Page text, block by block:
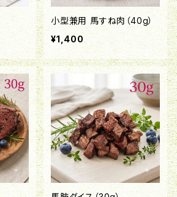
小型兼用 馬すね肉（40g）
¥1,400